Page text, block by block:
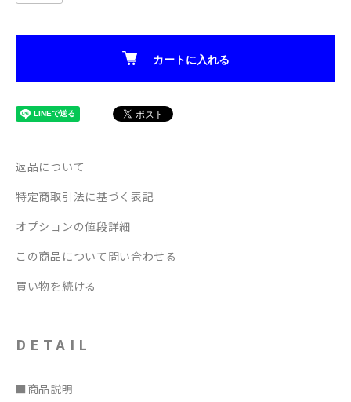
カートに入れる
返品について
特定商取引法に基づく表記
オプションの値段詳細
この商品について問い合わせる
買い物を続ける
DETAIL
■商品説明